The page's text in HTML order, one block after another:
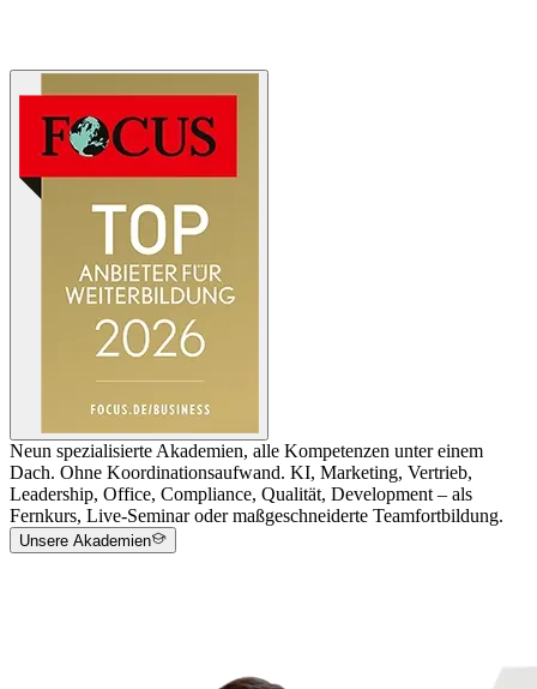
Neun spezialisierte Akademien, alle Kompetenzen unter einem
Dach. Ohne Koordinationsaufwand. KI, Marketing, Vertrieb,
Leadership, Office, Compliance, Qualität, Development – als
Fernkurs, Live-Seminar oder maßgeschneiderte Teamfortbildung.
Unsere Akademien